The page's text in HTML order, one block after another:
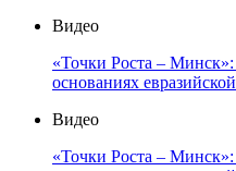
Видео
«Точки Роста –
основаниях
Видео
«Точки Роста –